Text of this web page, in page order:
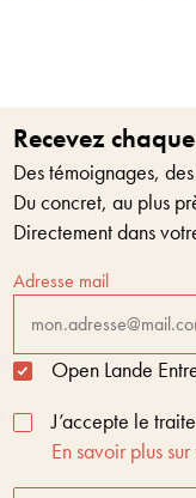
Recevez
Des témoignages,
Du concret, au plus
Directement dans
Adresse mail
Open Lande
J’accepte le
En savoir plus